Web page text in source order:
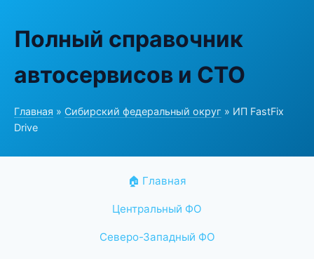
Полный справочник
автосервисов и СТО
Главная » Сибирский федеральный округ » ИП FastFix
Drive
🏠 Главная
Центральный ФО
Северо-Западный ФО